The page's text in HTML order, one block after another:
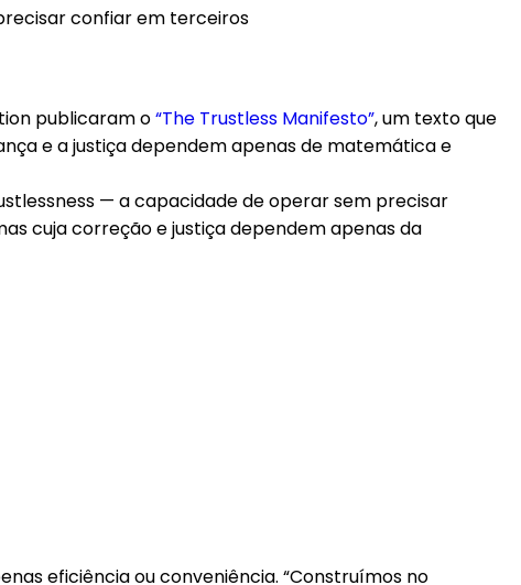
confiar em terceiros
publicaram o“The Trustless Manifesto”, um texto que
e a justiça dependem apenas de matemática e
— a capacidade de operar sem precisar
cuja correção e justiça dependem apenas da
eficiência ou conveniência. “Construímos no